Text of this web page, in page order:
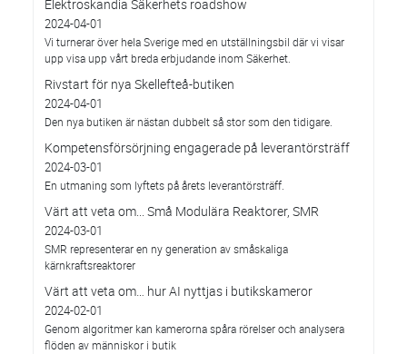
Elektroskandia Säkerhets roadshow
2024-04-01
Vi turnerar över hela Sverige med en utställningsbil där vi visar
upp visa upp vårt breda erbjudande inom Säkerhet.
Rivstart för nya Skellefteå-butiken
2024-04-01
Den nya butiken är nästan dubbelt så stor som den tidigare.
Kompetensförsörjning engagerade på leverantörsträff
2024-03-01
En utmaning som lyftets på årets leverantörsträff.
Värt att veta om... Små Modulära Reaktorer, SMR
2024-03-01
SMR representerar en ny generation av småskaliga
kärnkraftsreaktorer
Värt att veta om… hur AI nyttjas i butikskameror
2024-02-01
Genom algoritmer kan kamerorna spåra rörelser och analysera
flöden av människor i butik